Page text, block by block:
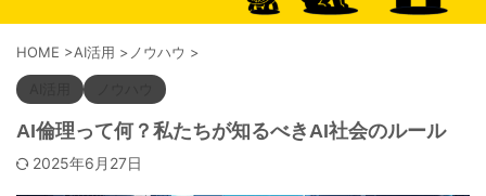
HOME >AI活用 > ノウハウ >
AI倫理って何？私たちが知るべきAI社会のルール
2025年6月27日